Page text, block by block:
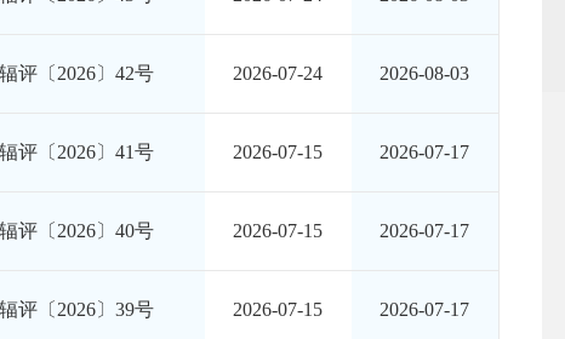
评〔2026〕42号 2026-07-24 2026-08-03
评〔2026〕41号 2026-07-15 2026-07-17
评〔2026〕40号 2026-07-15 2026-07-17
评〔2026〕39号 2026-07-15 2026-07-17